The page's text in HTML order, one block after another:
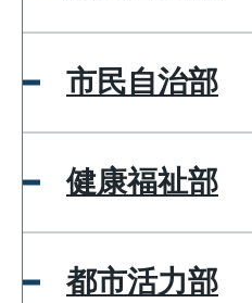
市民自治部
健康福祉部
都市活力部